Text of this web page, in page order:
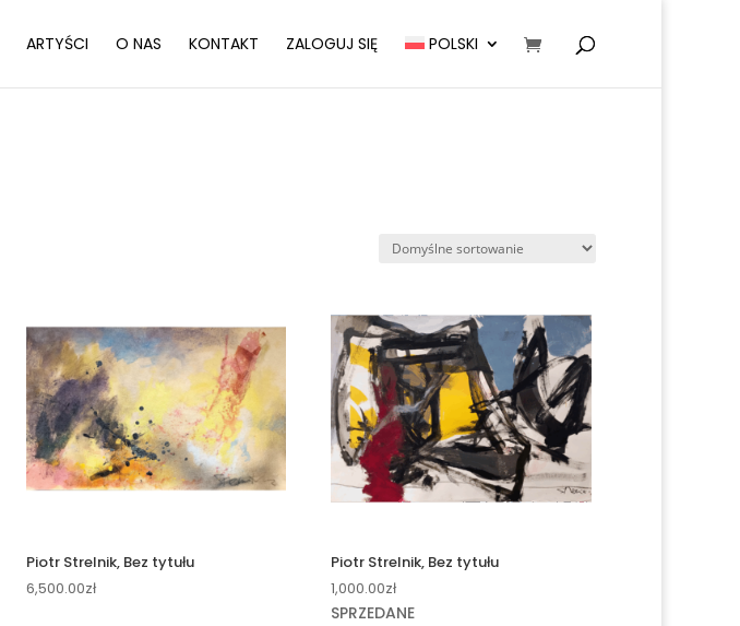
ARTYŚCI O NAS KONTAKT ZALOGUJ SIĘ POLSKI
Piotr Strelnik, Bez tytułu
6,500.00zł
Piotr Strelnik, Bez tytułu
1,000.00zł
SPRZEDANE